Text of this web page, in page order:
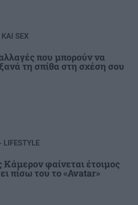
με αλάτι και ελαιόλαδο:
και σε τι χρησιμεύει
21:35
ενώνονται να
κρίση
SEX
που μπορούν να
τη σπίθα στη σχέση σου
LIFESTYLE
Κάμερον φαίνεται έτοιμος
πίσω του το «Avatar»